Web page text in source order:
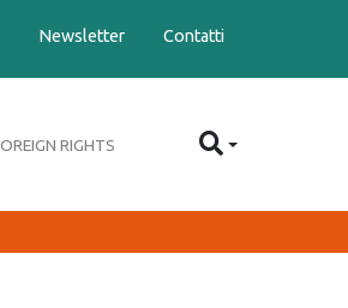
Newsletter Contatti
RIGHTS